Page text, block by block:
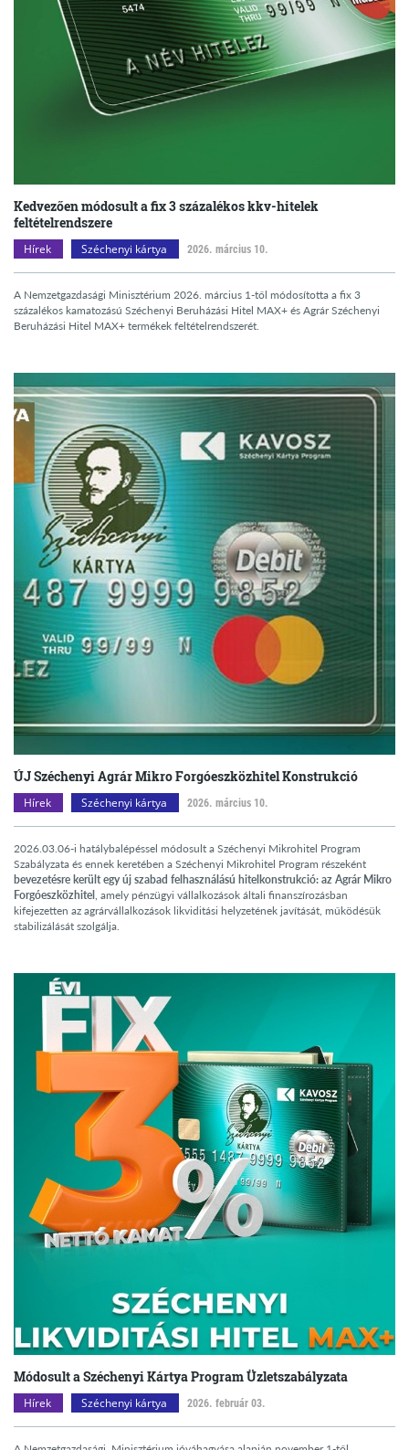
Kedvezően módosult a fix 3 százalékos kkv-hitelek
feltételrendszere
Hírek Széchenyi kártya 2026. március 10.
A Nemzetgazdasági Minisztérium 2026. március 1-től módosította a fix 3
százalékos kamatozású Széchenyi Beruházási Hitel MAX+ és Agrár Széchenyi
Beruházási Hitel MAX+ termékek feltételrendszerét.
ÚJ Széchenyi Agrár Mikro Forgóeszközhitel Konstrukció
Hírek Széchenyi kártya 2026. március 10.
2026.03.06-i hatálybalépéssel módosult a Széchenyi Mikrohitel Program
Szabályzata és ennek keretében a Széchenyi Mikrohitel Program részeként
bevezetésre került egy új szabad felhasználású hitelkonstrukció: az Agrár Mikro
Forgóeszközhitel , amely pénzügyi vállalkozások általi finanszírozásban
kifejezetten az agrárvállalkozások likviditási helyzetének javítását, működésük
stabilizálását szolgálja.
Módosult a Széchenyi Kártya Program Üzletszabályzata
Hírek Széchenyi kártya 2026. február 03.